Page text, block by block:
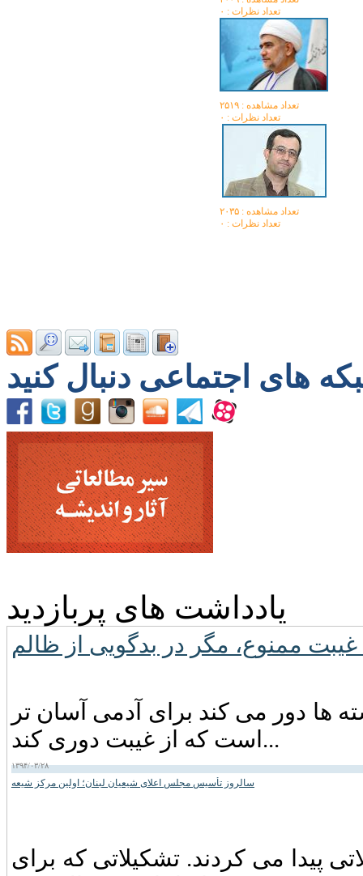
تعداد نظرات : ۰
تعداد مشاهده :‌ ۲۵۱۹
تعداد نظرات : ۰
تعداد مشاهده :‌ ۲۰۳۵
تعداد نظرات : ۰
یادداشت های پربازدید
ها دور می کند برای آدمی آسان تر
است که از غیبت دوری کند...
۱۳۹۴/۰۳/۲۸
سالروز تأسیس مجلس اعلای شیعیان لبنان؛ اولین مرکز شیعه
پیدا می کردند. تشکیلاتی که برای